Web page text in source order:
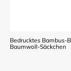
Bedrucktes Bambus-
Baumwoll-Säckchen